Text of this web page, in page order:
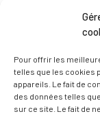
Pour offrir les
telles que les cookies
appareils. Le fait de
des données telles
sur ce site. Le fait de